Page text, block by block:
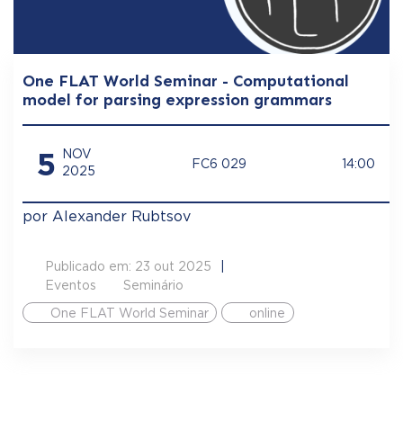
One FLAT World Seminar - Computational
model for parsing expression grammars
5
NOV
2025
FC6 029 14:00
por Alexander Rubtsov
Publicado em: 23 out 2025
Eventos
Seminário
One FLAT World Seminar
online